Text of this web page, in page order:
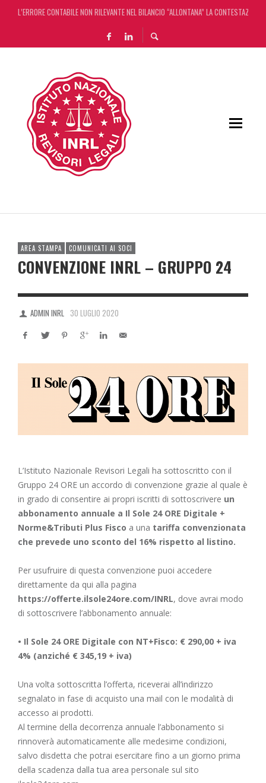
L’ERRORE CONTABILE NON RILEVANTE NEL BILANCIO “ALLONTANA” LA CONTESTAZIONE
DECRETO OMNIBUS: CON IL CONCORDATO UNO ‘SCUDO’ FISCALE DI 4 ANNI
CHIUSURA ESTIVA DELLA RASSEGNA STAMPA INRL: DAL 10 AL 24 AGOSTO
AREA STAMPA COMUNICATI AI SOCI
CONVENZIONE INRL – GRUPPO 24
ADMIN INRL 30 LUGLIO 2020
L’Istituto Nazionale Revisori Legali ha sottoscritto con il
Gruppo 24 ORE un accordo di convenzione grazie al quale è
in grado di consentire ai propri iscritti di sottoscrivere un
abbonamento annuale a Il Sole 24 ORE Digitale +
Norme&Tributi Plus Fisco a una tariffa convenzionata
che prevede uno sconto del 16% rispetto al listino.
Per usufruire di questa convenzione puoi accedere
direttamente da qui alla pagina
https://offerte.ilsole24ore.com/INRL, dove avrai modo
di sottoscrivere l’abbonamento annuale:
• Il Sole 24 ORE Digitale con NT+Fisco: € 290,00 + iva
4% (anziché € 345,19 + iva)
Una volta sottoscritta l’offerta, riceverai all’indirizzo
segnalato in fase di acquisto una mail con le modalità di
accesso ai prodotti.
Al termine della decorrenza annuale l’abbonamento si
rinnoverà automaticamente alle medesime condizioni,
salvo disdetta che potrai esercitare fino a un giorno prima
della scadenza dalla tua area personale sul sito